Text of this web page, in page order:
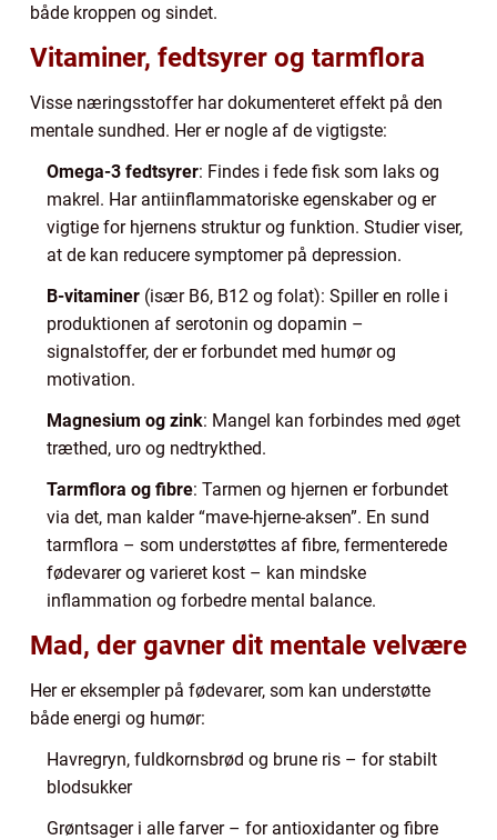
både kroppen og sindet.
Vitaminer, fedtsyrer og tarmflora
Visse næringsstoffer har dokumenteret effekt på den
mentale sundhed. Her er nogle af de vigtigste:
Omega-3 fedtsyrer: Findes i fede fisk som laks og
makrel. Har antiinflammatoriske egenskaber og er
vigtige for hjernens struktur og funktion. Studier viser,
at de kan reducere symptomer på depression.
B-vitaminer (især B6, B12 og folat): Spiller en rolle i
produktionen af serotonin og dopamin –
signalstoffer, der er forbundet med humør og
motivation.
Magnesium og zink: Mangel kan forbindes med øget
træthed, uro og nedtrykthed.
Tarmflora og fibre: Tarmen og hjernen er forbundet
via det, man kalder “mave-hjerne-aksen”. En sund
tarmflora – som understøttes af fibre, fermenterede
fødevarer og varieret kost – kan mindske
inflammation og forbedre mental balance.
Mad, der gavner dit mentale velvære
Her er eksempler på fødevarer, som kan understøtte
både energi og humør:
Havregryn, fuldkornsbrød og brune ris – for stabilt
blodsukker
Grøntsager i alle farver – for antioxidanter og fibre